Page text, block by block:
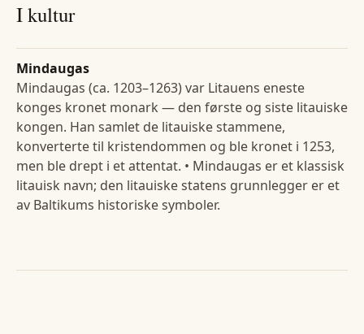
I kultur
Mindaugas
Mindaugas (ca. 1203–1263) var Litauens eneste
konges kronet monark — den første og siste litauiske
kongen. Han samlet de litauiske stammene,
konverterte til kristendommen og ble kronet i 1253,
men ble drept i et attentat. • Mindaugas er et klassisk
litauisk navn; den litauiske statens grunnlegger er et
av Baltikums historiske symboler.